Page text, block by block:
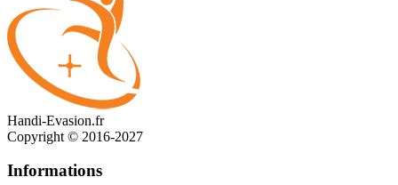
Handi-Evasion.fr
Copyright © 2016-2027
Informations